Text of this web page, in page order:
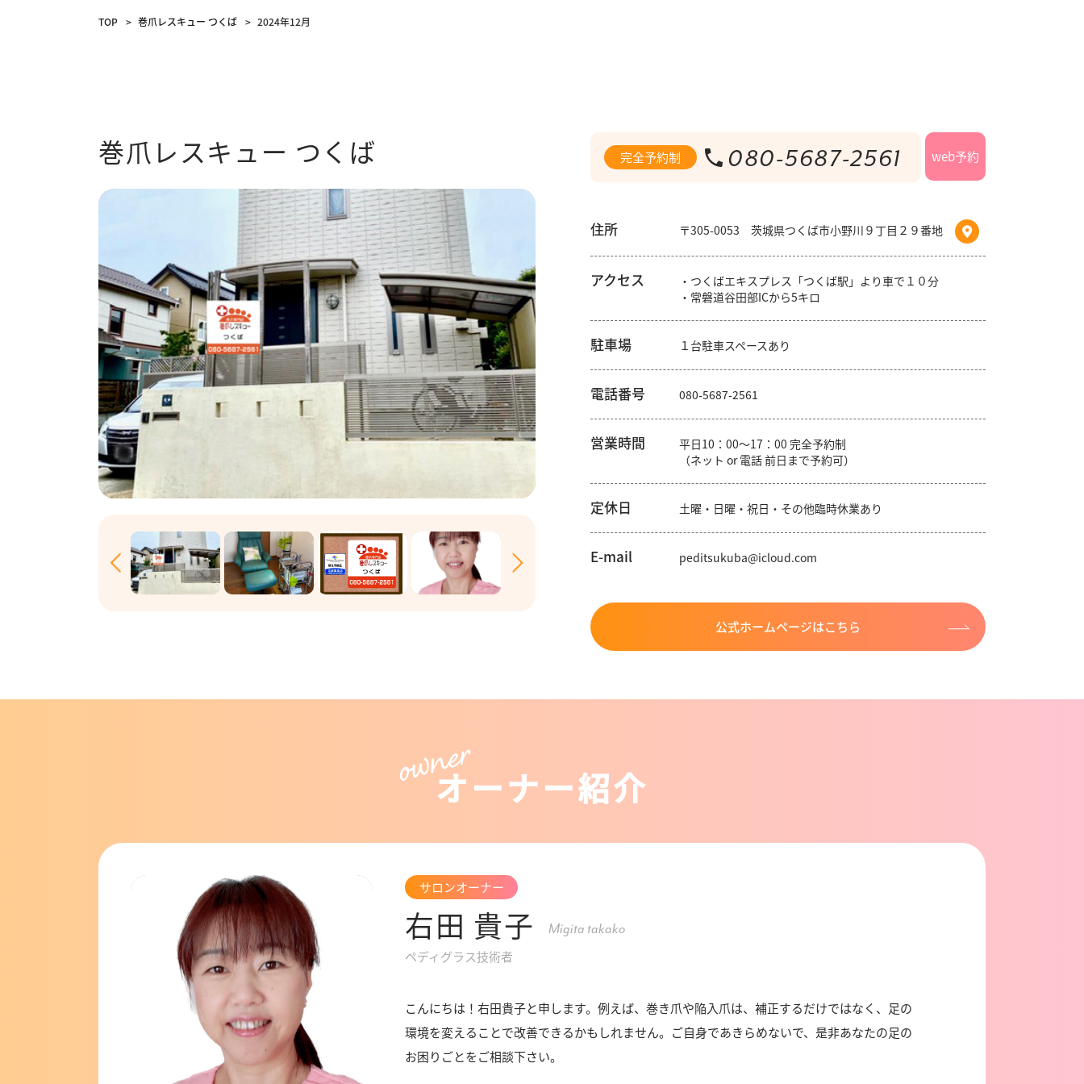
TOP 巻爪レスキュー つくば 2024年12月
巻爪レスキュー つくば 完全予約制 080-5687-2561 web予約
住所 〒305-0053 茨城県つくば市小野川９丁目２９番地
アクセス
・つくばエキスプレス「つくば駅」より車で１０分
・常磐道谷田部ICから5キロ
駐車場 １台駐車スペースあり
電話番号 080-5687-2561
営業時間
平日10：00～17：00 完全予約制
（ネット or 電話 前日まで予約可）
定休日 土曜・日曜・祝日・その他臨時休業あり
E-mail peditsukuba@icloud.com
公式ホームページはこちら
オーナー紹介
サロンオーナー
右田 貴子 Migita takako
ペディグラス技術者
こんにちは！右田貴子と申します。例えば、巻き爪や陥入爪は、補正するだけではなく、足の
環境を変えることで改善できるかもしれません。ご自身であきらめないで、是非あなたの足の
お困りごとをご相談下さい。